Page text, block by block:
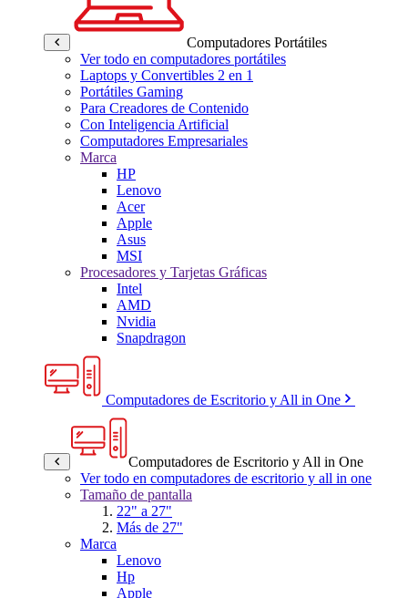
Computadores Portátiles
Ver todo en computadores portátiles
Laptops y Convertibles 2 en 1
Portátiles Gaming
Para Creadores de Contenido
Con Inteligencia Artificial
Computadores Empresariales
Marca
HP
Lenovo
Acer
Apple
Asus
MSI
Procesadores y Tarjetas Gráficas
Intel
AMD
Nvidia
Snapdragon
Computadores de Escritorio y All in One
Computadores de Escritorio y All in One
Ver todo en computadores de escritorio y all in one
Tamaño de pantalla
22" a 27"
Más de 27"
Marca
Lenovo
Hp
Apple